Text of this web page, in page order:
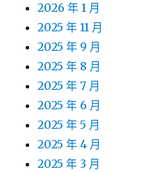
2026 年 1 月
2025 年 11 月
2025 年 9 月
2025 年 8 月
2025 年 7 月
2025 年 6 月
2025 年 5 月
2025 年 4 月
2025 年 3 月